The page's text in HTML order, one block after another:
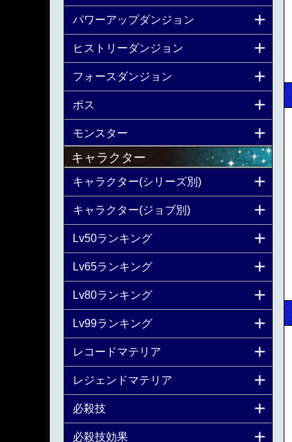
パワーアップダンジョン
ヒストリーダンジョン
フォースダンジョン
ボス
モンスター
キャラクター
キャラクター(シリーズ別)
キャラクター(ジョブ別)
Lv50ランキング
Lv65ランキング
Lv80ランキング
Lv99ランキング
レコードマテリア
レジェンドマテリア
必殺技
必殺技効果